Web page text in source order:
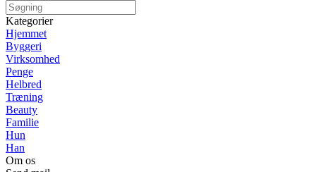
Kategorier
Hjemmet
Byggeri
Virksomhed
Penge
Helbred
Træning
Beauty
Familie
Hun
Han
Om os